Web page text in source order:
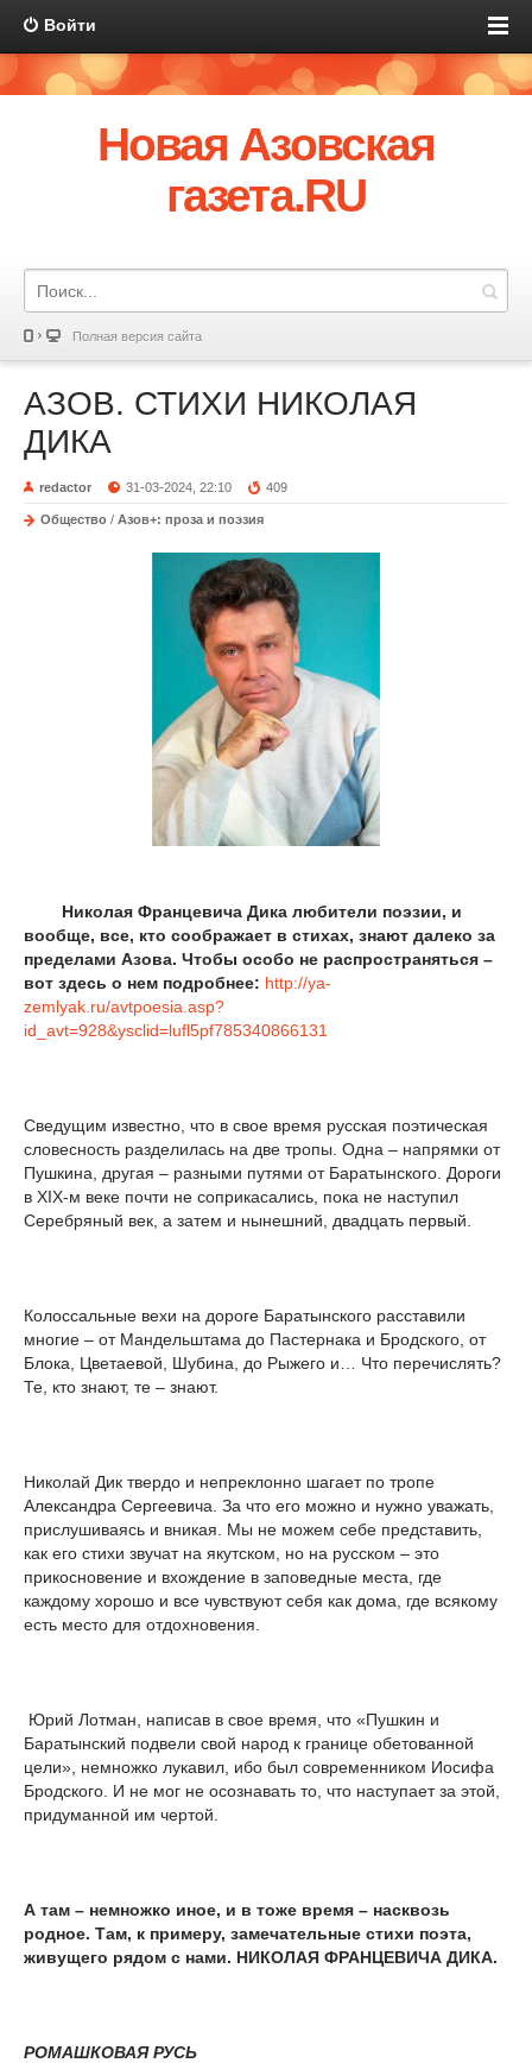
Войти
Новая Азовская
газета.RU
Полная версия сайта
АЗОВ. СТИХИ НИКОЛАЯ
ДИКА
redactor 31-03-2024, 22:10 409
Общество / Азов+: проза и поэзия
Николая Францевича Дика любители поэзии, и
вообще, все, кто соображает в стихах, знают далеко за
пределами Азова. Чтобы особо не распространяться –
вот здесь о нем подробнее: http://ya-
zemlyak.ru/avtpoesia.asp?
id_avt=928&ysclid=lufl5pf785340866131
Сведущим известно, что в свое время русская поэтическая
словесность разделилась на две тропы. Одна – напрямки от
Пушкина, другая – разными путями от Баратынского. Дороги
в XIX-м веке почти не соприкасались, пока не наступил
Серебряный век, а затем и нынешний, двадцать первый.
Колоссальные вехи на дороге Баратынского расставили
многие – от Мандельштама до Пастернака и Бродского, от
Блока, Цветаевой, Шубина, до Рыжего и… Что перечислять?
Те, кто знают, те – знают.
Николай Дик твердо и непреклонно шагает по тропе
Александра Сергеевича. За что его можно и нужно уважать,
прислушиваясь и вникая. Мы не можем себе представить,
как его стихи звучат на якутском, но на русском – это
прикосновение и вхождение в заповедные места, где
каждому хорошо и все чувствуют себя как дома, где всякому
есть место для отдохновения.
Юрий Лотман, написав в свое время, что «Пушкин и
Баратынский подвели свой народ к границе обетованной
цели», немножко лукавил, ибо был современником Иосифа
Бродского. И не мог не осознавать то, что наступает за этой,
придуманной им чертой.
А там – немножко иное, и в тоже время – насквозь
родное. Там, к примеру, замечательные стихи поэта,
живущего рядом с нами. НИКОЛАЯ ФРАНЦЕВИЧА ДИКА.
РОМАШКОВАЯ РУСЬ